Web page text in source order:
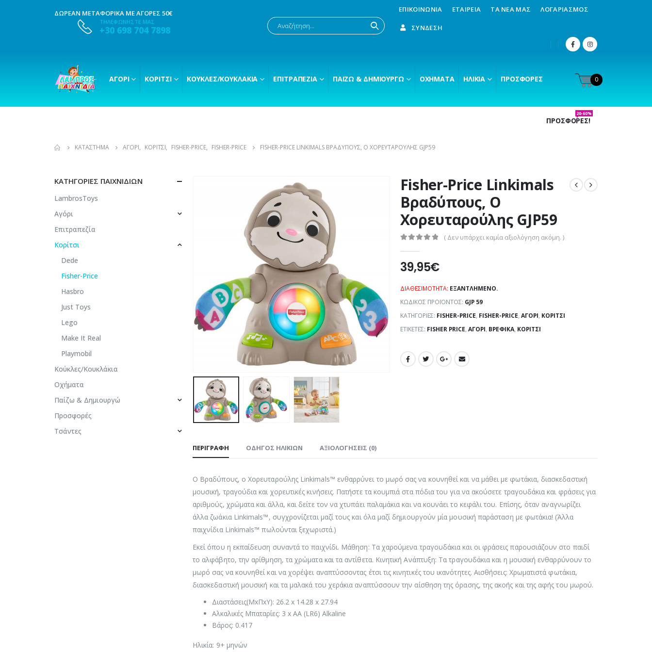
ΔΩΡΕΑΝ ΜΕΤΑΦΟΡΙΚΑ ΜΕ ΑΓΟΡΕΣ 50€
ΤΗΛΕΦΩΝΗΣΤΕ ΜΑΣ
+30 698 704 7898
ΕΠΙΚΟΙΝΩΝΊΑ ΕΤΑΙΡΕΊΑ ΤΑ ΝΈΑ ΜΑΣ ΛΟΓΑΡΙΑΣΜΌΣ
ΣΎΝΔΕΣΗ
ΑΓΌΡΙ ΚΟΡΊΤΣΙ ΚΟΎΚΛΕΣ/ΚΟΥΚΛΆΚΙΑ ΕΠΙΤΡΑΠΈΖΙΑ ΠΑΊΖΩ & ΔΗΜΙΟΥΡΓΏ ΟΧΉΜΑΤΑ ΗΛΙΚΊΑ ΠΡΟΣΦΟΡΈΣ 0
ΠΡΟΣΦΟΡΕΣ!
20-60%
ΚΑΤΆΣΤΗΜΑ ΑΓΌΡΙ, ΚΟΡΊΤΣΙ, FISHER-PRICE, FISHER-PRICE FISHER-PRICE LINKIMALS ΒΡΑΔΎΠΟΥΣ, Ο ΧΟΡΕΥΤΑΡΟΎΛΗΣ GJP59
Fisher-Price Linkimals
Βραδύπους, Ο
Χορευταρούλης GJP59
( Δεν υπάρχει καμία αξιολόγηση ακόμη. )
39,95€
ΔΙΑΘΕΣΙΜΌΤΗΤΑ: ΕΞΑΝΤΛΗΜΈΝΟ.
ΚΩΔΙΚΌΣ ΠΡΟΪΌΝΤΟΣ: GJP 59
ΚΑΤΗΓΟΡΊΕΣ: FISHER-PRICE, FISHER-PRICE, ΑΓΌΡΙ, ΚΟΡΊΤΣΙ
ΕΤΙΚΈΤΕΣ: FISHER PRICE, ΑΓΌΡΙ, ΒΡΕΦΙΚΆ, ΚΟΡΊΤΣΙ
ΠΕΡΙΓΡΑΦΉ ΟΔΗΓΌΣ ΗΛΙΚΙΏΝ ΑΞΙΟΛΟΓΉΣΕΙΣ (0)
Ο Βραδύπους, ο Χορευταρούλης Linkimals™ ενθαρρύνει το μωρό σας να κουνηθεί και να μάθει με φωτάκια, διασκεδαστική
μουσική, τραγούδια και χορευτικές κινήσεις. Πατήστε τα κουμπιά στα πόδια του για να ακούσετε τραγουδάκια και φράσεις για
αριθμούς, χρώματα και άλλα, και δείτε τον να χτυπάει παλαμάκια και να κουνάει το κεφάλι του. Επίσης, όταν αναγνωρίζει
άλλα ζωάκια Linkimals™, συγχρονίζεται μαζί τους και όλα μαζί δημιουργούν μία μουσική παράσταση με φωτάκια! (Άλλα
παιχνίδια Linkimals™ πωλούνται ξεχωριστά.)
Εκεί όπου η εκπαίδευση συναντά το παιχνίδι. Μάθηση: Τα χαρούμενα τραγουδάκια και οι φράσεις παρουσιάζουν στο παιδί
το αλφάβητο, την αρίθμηση, τα χρώματα και τα αντίθετα. Κινητική Ανάπτυξη: Τα τραγουδάκια και η μουσική ενθαρρύνουν το
μωρό σας να κουνηθεί και να χορέψει αναπτύσσοντας έτσι τις κινητικές του ικανότητες. Αισθήσεις: Χρωματιστά φωτάκια,
διασκεδαστική μουσική και τα μαλακά του χεράκια αναπτύσσουν την αίσθηση της όρασης, της ακοής και της αφής του μωρού.
Διαστάσεις(ΜxΠxΥ): 26.2 x 14.28 x 27.94
Αλκαλικές Μπαταρίες: 3 x AA (LR6) Alkaline
Βάρος: 0.417
Ηλικία: 9+ μηνών
ΚΑΤΗΓΟΡΊΕΣ ΠΑΙΧΝΙΔΙΏΝ
LambrosToys
Αγόρι
Επιτραπεζία
Κορίτσι
Dede
Fisher-Price
Hasbro
Just Toys
Lego
Make It Real
Playmobil
Κούκλες/Κουκλάκια
Οχήματα
Παίζω & Δημιουργώ
Προσφορές
Τσάντες